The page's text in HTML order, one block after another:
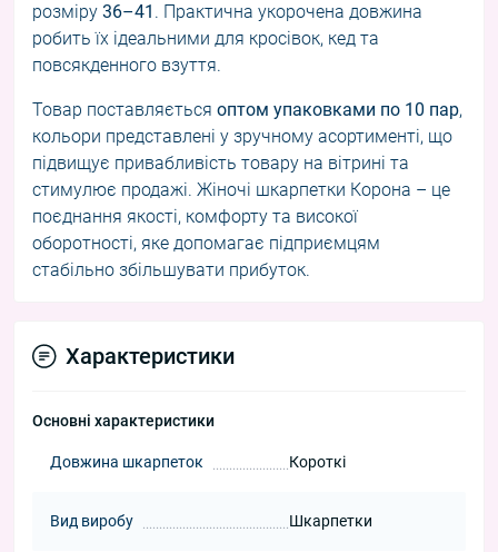
розміру 36–41 . Практична укорочена довжина
робить їх ідеальними для кросівок, кед та
повсякденного взуття.
Товар поставляється оптом упаковками по 10 пар,
кольори представлені у зручному асортименті, що
підвищує привабливість товару на вітрині та
стимулює продажі. Жіночі шкарпетки Корона – це
поєднання якості, комфорту та високої
оборотності, яке допомагає підприємцям
стабільно збільшувати прибуток.
Характеристики
Основні характеристики
Довжина шкарпеток Короткі
Вид виробу Шкарпетки